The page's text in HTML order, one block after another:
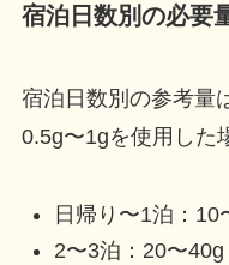
宿泊日数別の必要
宿泊日数別の参考量
0.5g〜1gを使用した
日帰り〜1泊：10
2〜3泊：20〜40g